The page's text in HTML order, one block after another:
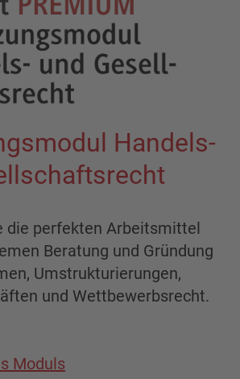
Handels-
die perfekten Arbeitsmittel
Beratung und Gründung
Umstrukturierungen,
und Wettbewerbsrecht.
Moduls